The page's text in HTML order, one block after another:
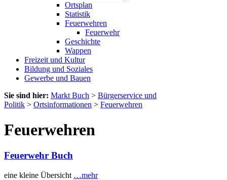
Ortsplan
Statistik
Feuerwehren
Feuerwehr
Geschichte
Wappen
Freizeit und Kultur
Bildung und Soziales
Gewerbe und Bauen
Sie sind hier: Markt Buch > Bürgerservice und
Politik > Ortsinformationen > Feuerwehren
Feuerwehren
Feuerwehr Buch
eine kleine Übersicht …mehr